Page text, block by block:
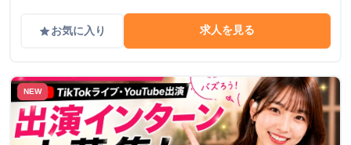
gradeお気に入り 求人を見る
NEW